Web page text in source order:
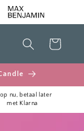
Winkelwagen
nu, betaal later
met Klarna